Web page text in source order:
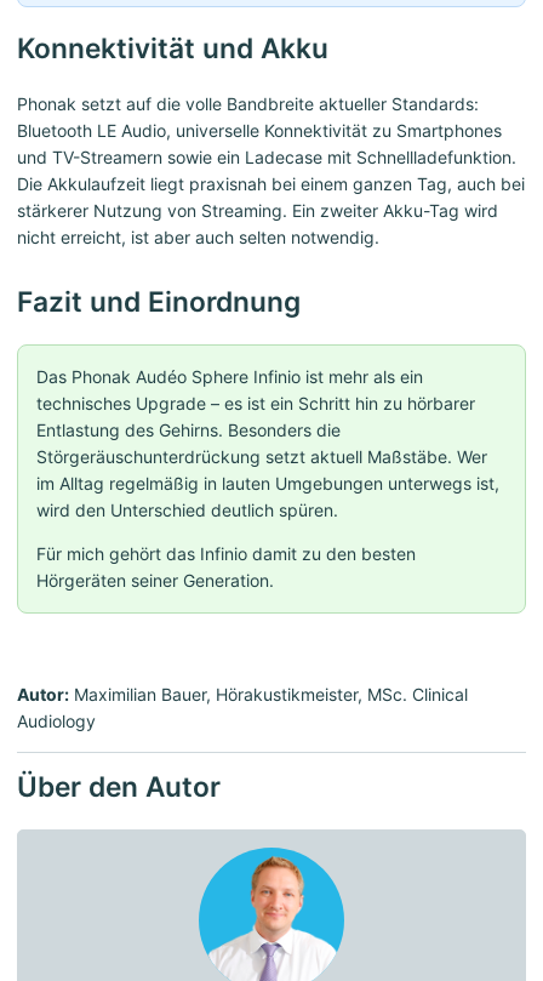
Konnektivität und Akku
Phonak setzt auf die volle Bandbreite aktueller Standards:
Bluetooth LE Audio, universelle Konnektivität zu Smartphones
und TV-Streamern sowie ein Ladecase mit Schnellladefunktion.
Die Akkulaufzeit liegt praxisnah bei einem ganzen Tag, auch bei
stärkerer Nutzung von Streaming. Ein zweiter Akku-Tag wird
nicht erreicht, ist aber auch selten notwendig.
Fazit und Einordnung
Das Phonak Audéo Sphere Infinio ist mehr als ein
technisches Upgrade – es ist ein Schritt hin zu hörbarer
Entlastung des Gehirns. Besonders die
Störgeräuschunterdrückung setzt aktuell Maßstäbe. Wer
im Alltag regelmäßig in lauten Umgebungen unterwegs ist,
wird den Unterschied deutlich spüren.
Für mich gehört das Infinio damit zu den besten
Hörgeräten seiner Generation.
Autor: Maximilian Bauer, Hörakustikmeister, MSc. Clinical
Audiology
Über den Autor